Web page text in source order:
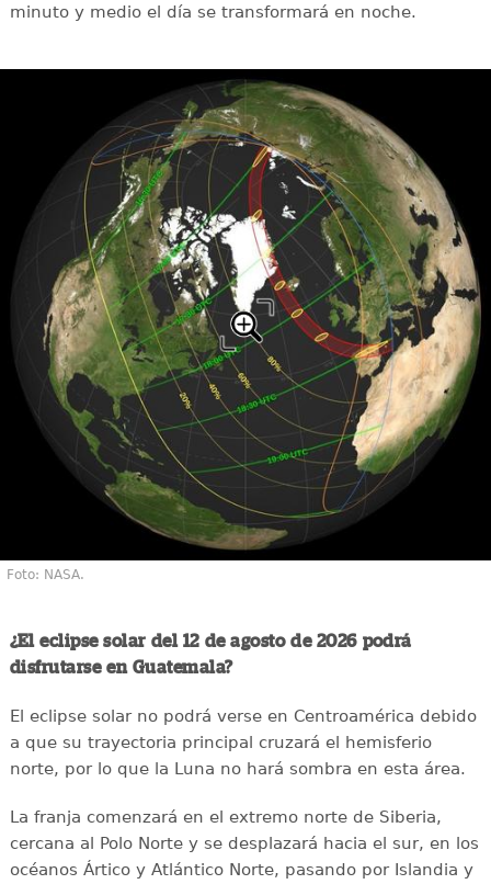
minuto y medio el día se transformará en noche.
Foto: NASA.
¿El eclipse solar del 12 de agosto de 2026 podrá
disfrutarse en Guatemala?
El eclipse solar no podrá verse en Centroamérica debido
a que su trayectoria principal cruzará el hemisferio
norte, por lo que la Luna no hará sombra en esta área.
La franja comenzará en el extremo norte de Siberia,
cercana al Polo Norte y se desplazará hacia el sur, en los
océanos Ártico y Atlántico Norte, pasando por Islandia y